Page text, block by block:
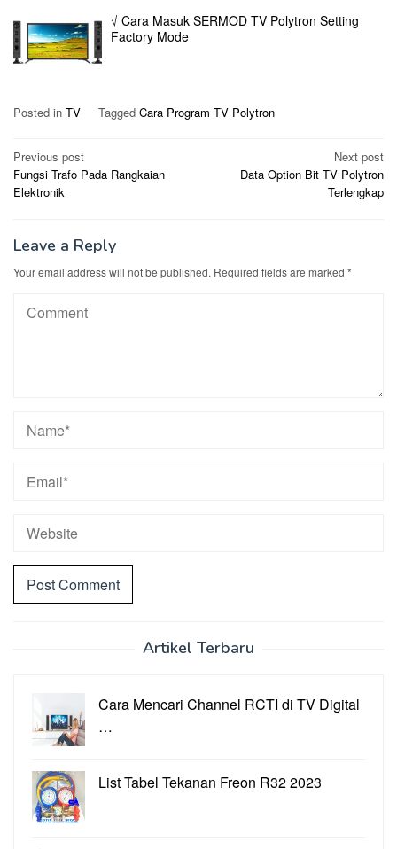
√ Cara Masuk SERMOD TV Polytron Setting
Factory Mode
Posted in TV Tagged Cara Program TV Polytron
Post
navigation
Previous post
Fungsi Trafo Pada Rangkaian
Elektronik
Next post
Data Option Bit TV Polytron
Terlengkap
Leave a Reply
Your email address will not be published. Required fields are marked *
Artikel Terbaru
Cara Mencari Channel RCTI di TV Digital
…
List Tabel Tekanan Freon R32 2023